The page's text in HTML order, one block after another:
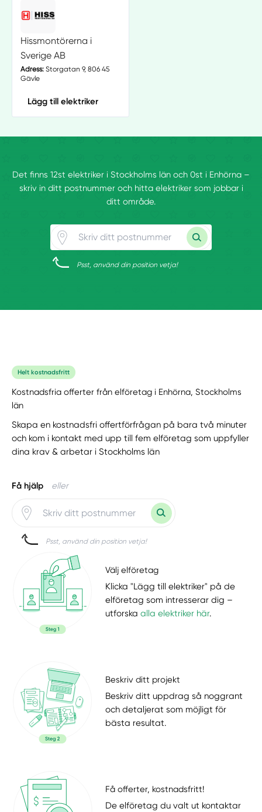
Hissmontörerna i
Sverige AB
Adress:Storgatan 9, 806 45
Gävle
Lägg till elektriker
Det finns 12st elektriker i Stockholms län och 0st i Enhörna –
skriv in ditt postnummer och hitta elektriker som jobbar i
ditt område.
Psst, använd din position vetja!
Helt kostnadsfritt
Kostnadsfria offerter från elföretag i Enhörna, Stockholms
län
Skapa en kostnadsfri offertförfrågan på bara två minuter
och kom i kontakt med upp till fem elföretag som uppfyller
dina krav & arbetar i Stockholms län
Få hjälp eller
Psst, använd din position vetja!
Välj elföretag
Klicka "Lägg till elektriker" på de
elföretag som intresserar dig –
utforskaalla elektriker här.
Beskriv ditt projekt
Beskriv ditt uppdrag så noggrant
och detaljerat som möjligt för
bästa resultat.
Få offerter, kostnadsfritt!
De elföretag du valt ut kontaktar